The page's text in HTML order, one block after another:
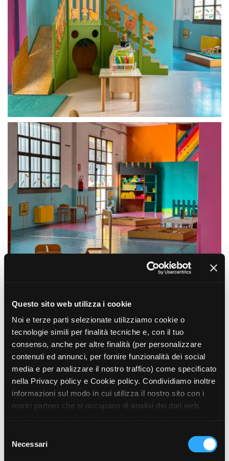
Questo sito web utilizza i cookie
Noi e terze parti selezionate utilizziamo cookie o
tecnologie simili per finalità tecniche e, con il tuo
consenso, anche per altre finalità (per personalizzare
contenuti ed annunci, per fornire funzionalità dei social
media e per analizzare il nostro traffico) come specificato
nella Privacy policy e Cookie policy. Condividiamo inoltre
informazioni sul modo in cui utilizza il nostro sito con i
nostri partner che si occupano di analisi dei dati web,
raccolto dal suo utilizzo dei loro servizi. Puoi liberamente
prestare, rifiutare o revocare il tuo consenso, in qualsiasi
Necessari
Rete regionale
Bilancio sociale
Amministrazione
trasparente
Bandi e gare
Sostenibilità ambientale
SERVIZI
Servizi generali
Location scouting
Spazi nella sede FCTP
Sala Casting
Sala Paolo Tenna
FILM FUNDS
Piemonte Film Tv Fund
Piemonte Film Tv
Development Fund
Piemonte Doc Film Fund
Short Film Fund
Professionisti
Beginners
LOCATION GUIDE
FILM DATABASE
BOOK DATABASE
CASTING
La Grazia - Immagini e
location della Torino di Paolo
Sorrentino
Open Day
Ciak in TOur!
FESTIVAL, MARKETS,
International Film Festival
Rotterdam
Berlinale Internationalen
Filmfestspiele Berlin
Festival de Cannes
Biografilm Festival - Bio to B
Industry Days
Locarno Film Festival
Mostra Internazionale d’Arte
Cinematografica Venezia
Toronto International Film
Festival
Festa del Cinema di Roma
Torino Film Festival
David di Donatello
Nastri d’Argento
STRUMENTI
Location - Accedi al tuo
profilo
Location - Nuovo utente
Newsletter
Lavora con noi
Stage - Tirocini - Scuola e
Lavoro
Elenco Operatori Economici
per affidamento lavori in